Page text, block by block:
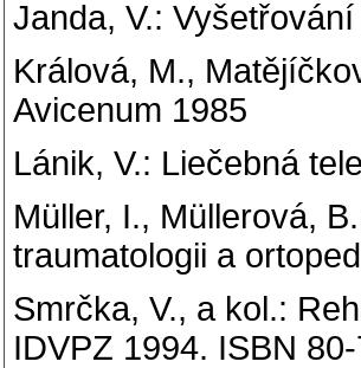
Janda, V.:
Králová, M.,
Avicenum 1985
Lánik, V.: Liečebná
Müller, I., Müllerová,
traumatologii a
Smrčka, V., a kol.:
IDVPZ 1994. ISBN